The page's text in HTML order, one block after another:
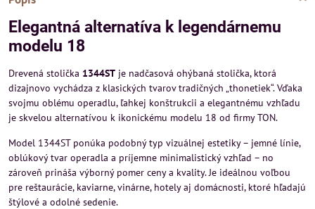
Elegantná alternatíva k legendárnemu
modelu 18
Drevená stolička 1344ST je nadčasová ohýbaná stolička, ktorá
dizajnovo vychádza z klasických tvarov tradičných „thonetiek“. Vďaka
svojmu oblému operadlu, ľahkej konštrukcii a elegantnému vzhľadu
je skvelou alternatívou k ikonickému modelu 18 od firmy TON.
Model 1344ST ponúka podobný typ vizuálnej estetiky – jemné línie,
oblúkový tvar operadla a príjemne minimalistický vzhľad – no
zároveň prináša výborný pomer ceny a kvality. Je ideálnou voľbou
pre reštaurácie, kaviarne, vinárne, hotely aj domácnosti, ktoré hľadajú
štýlové a odolné sedenie.